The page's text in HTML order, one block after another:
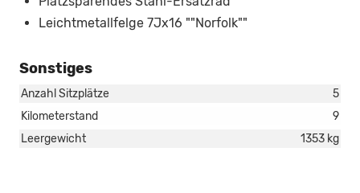
Leichtmetallfelge 7Jx16 ""Norfolk""
Sonstiges
Anzahl Sitzplätze
5
Kilometerstand
9
Leergewicht
1353 kg